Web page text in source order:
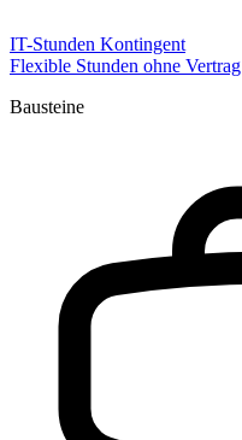
IT-Stunden Kontingent
Flexible Stunden ohne Vertrag
Bausteine